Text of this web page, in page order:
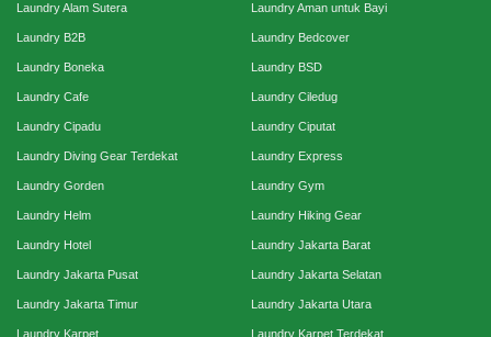
Laundry Alam Sutera Laundry Aman untuk Bayi
Laundry B2B Laundry Bedcover
Laundry Boneka Laundry BSD
Laundry Cafe Laundry Ciledug
Laundry Cipadu Laundry Ciputat
Laundry Diving Gear Terdekat Laundry Express
Laundry Gorden Laundry Gym
Laundry Helm Laundry Hiking Gear
Laundry Hotel Laundry Jakarta Barat
Laundry Jakarta Pusat Laundry Jakarta Selatan
Laundry Jakarta Timur Laundry Jakarta Utara
Laundry Karpet Laundry Karpet Terdekat